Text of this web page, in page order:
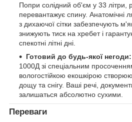
Попри солідний об'єм у 33 літри,
перевантажує спину. Анатомічні
з дихаючої сітки забезпечують
знижують тиск на хребет і
спекотні літні дні.
Готовий до будь-якої негоди:
1000Д зі спеціальним
вологостійкою екошкірою
дощу та снігу. Ваші речі,
залишаться абсолютно сухими.
Переваги